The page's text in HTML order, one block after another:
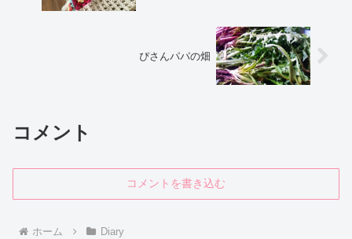
ぴさんパパの畑
コメント
コメントを書き込む
ホーム Diary